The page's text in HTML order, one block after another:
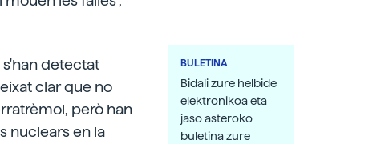
s'han detectat
clar que no
però han
nuclears en la
BULETINA
Bidali zure helbide
elektronikoa eta
jaso asteroko
buletina zure